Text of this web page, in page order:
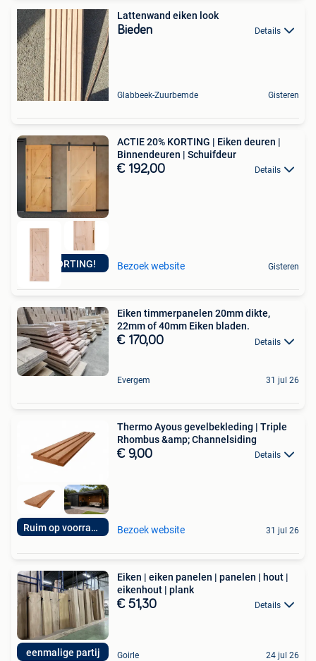
Lattenwand eiken look
Bieden Details
Glabbeek-Zuurbemde Gisteren
20% KORTING!
ACTIE 20% KORTING | Eiken deuren |
Binnendeuren | Schuifdeur
€ 192,00 Details
Bezoek website Gisteren
Eiken timmerpanelen 20mm dikte,
22mm of 40mm Eiken bladen.
€ 170,00 Details
Evergem 31 jul 26
Ruim op voorraad!
Thermo Ayous gevelbekleding | Triple
Rhombus &amp; Channelsiding
€ 9,00 Details
Bezoek website 31 jul 26
eenmalige partij
Eiken | eiken panelen | panelen | hout |
eikenhout | plank
€ 51,30 Details
Goirle 24 jul 26